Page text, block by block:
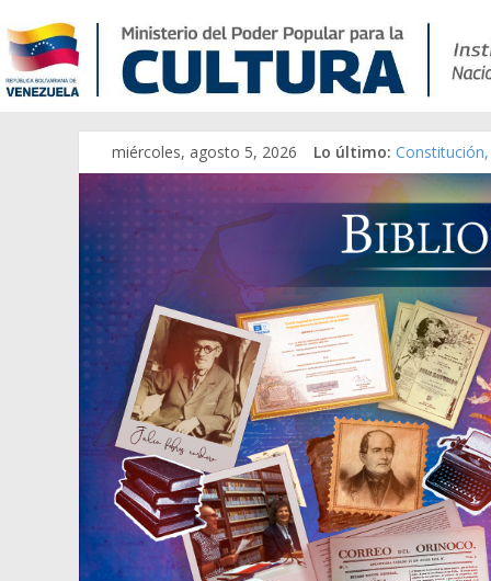
miércoles, agosto 5, 2026 Lo último:
Una
Modesta
Gaceta
Catálogo